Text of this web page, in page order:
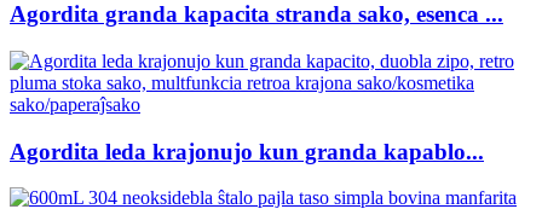
Agordita granda kapacita stranda sako, esenca ...
Agordita leda krajonujo kun granda kapablo...